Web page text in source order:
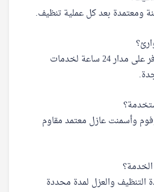
ومعتمدة بعد كل عملية تنظيف.
نعم، فريق كلين لاين متوفر على مدار 24 ساعة لخدمات
وأسمنت عازل معتمد مقاوم
التنظيف والعزل لمدة محددة